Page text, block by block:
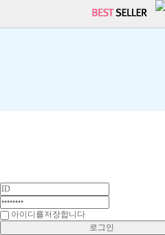
아이디를저장합니다